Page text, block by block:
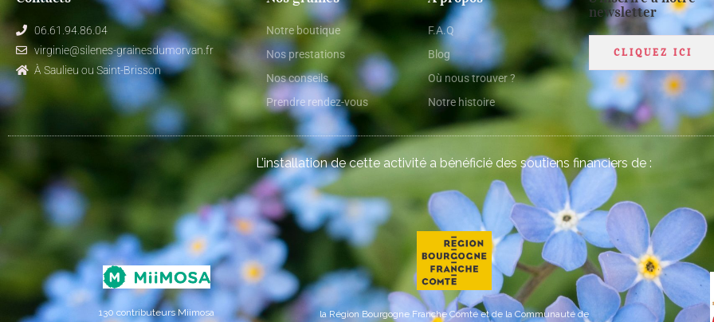
06.61.94.86.04
virginie@silenes-grainesdumorvan.fr
À Saulieu ou Saint-Brisson
Notre boutique
Nos prestations
Nos conseils
Prendre rendez-vous
F.A.Q
Blog
Où nous trouver ?
Notre histoire
newsletter
CLIQUEZ ICI
L’installation de cette activité a bénéficié des soutiens financiers de :
130 contributeurs Miimosa la Région Bourgogne Franche Comté et de la Communauté de